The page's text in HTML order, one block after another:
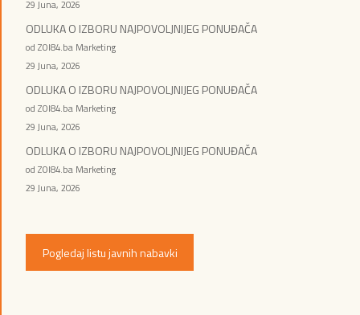
29 Juna, 2026
ODLUKA O IZBORU NAJPOVOLJNIJEG PONUĐAČA
od ZOI84.ba Marketing
29 Juna, 2026
ODLUKA O IZBORU NAJPOVOLJNIJEG PONUĐAČA
od ZOI84.ba Marketing
29 Juna, 2026
ODLUKA O IZBORU NAJPOVOLJNIJEG PONUĐAČA
od ZOI84.ba Marketing
29 Juna, 2026
Pogledaj listu javnih nabavki